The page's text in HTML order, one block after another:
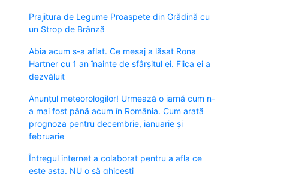
Prajitura de Legume Proaspete din Grădină cu
un Strop de Brânză
Abia acum s-a aflat. Ce mesaj a lăsat Rona
Hartner cu 1 an înainte de sfârșitul ei. Fiica ei a
dezvăluit
Anunțul meteorologilor! Urmează o iarnă cum n-
a mai fost până acum în România. Cum arată
prognoza pentru decembrie, ianuarie și
februarie
Întregul internet a colaborat pentru a afla ce
este asta. NU o să ghicești